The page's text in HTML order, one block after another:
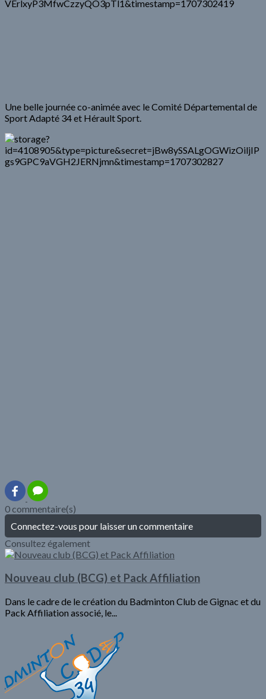
Une belle journée co-animée avec le Comité Départemental de
Sport Adapté 34 et Hérault Sport.
0 commentaire(s)
Connectez-vous pour laisser un commentaire
Consultez également
Nouveau club (BCG) et Pack Affiliation
Dans le cadre de le création du Badminton Club de Gignac et du
Pack Affiliation associé, le...